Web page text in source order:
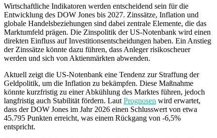
Wirtschaftliche Indikatoren werden entscheidend sein für die
Entwicklung des DOW Jones bis 2027. Zinssätze, Inflation und
globale Handelsbeziehungen sind dabei zentrale Elemente, die das
Marktumfeld prägen. Die Zinspolitik der US-Notenbank wird einen
direkten Einfluss auf Investitionsentscheidungen haben. Ein Anstieg
der Zinssätze könnte dazu führen, dass Anleger risikoscheuer
werden und sich von Aktienmärkten abwenden.
Aktuell zeigt die US-Notenbank eine Tendenz zur Straffung der
Geldpolitik, um die Inflation zu bekämpfen. Diese Maßnahme
könnte kurzfristig zu einer Abkühlung des Marktes führen, jedoch
langfristig auch Stabilität fördern. Laut Prognosen wird erwartet,
dass der DOW Jones im Jahr 2026 einen Schlusswert von etwa
45.795 Punkten erreicht, was einem Rückgang von -6,5%
entspricht.